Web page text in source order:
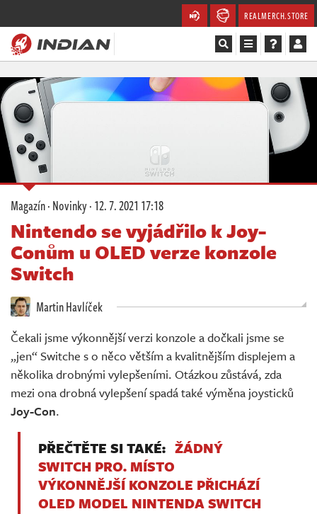
REALMERCH.STORE
Magazín
Recenze
Videa
Soutěže
Databáze
Komunita
Živě
Magazín·Novinky·12. 7. 2021 17:18
Nintendo se vyjádřilo k Joy-
Conům u OLED verze konzole
Switch
Martin Havlíček
Čekali jsme výkonnější verzi konzole a dočkali jsme se
„jen“ Switche s o něco větším a kvalitnějším displejem a
několika drobnými vylepšeními. Otázkou zůstává, zda
mezi ona drobná vylepšení spadá také výměna joysticků
Joy-Con.
PŘEČTĚTE SI TAKÉ: ŽÁDNÝ
SWITCH PRO. MÍSTO
VÝKONNĚJŠÍ KONZOLE PŘICHÁZÍ
OLED MODEL NINTENDA SWITCH